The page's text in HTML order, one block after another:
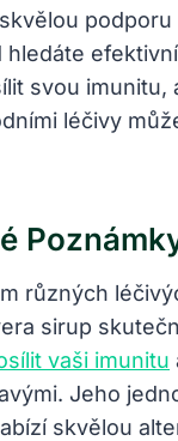
hledáte
svou imunitu,
léčivy
různých
sirup
vaši imunitu
Jeho
skvělou